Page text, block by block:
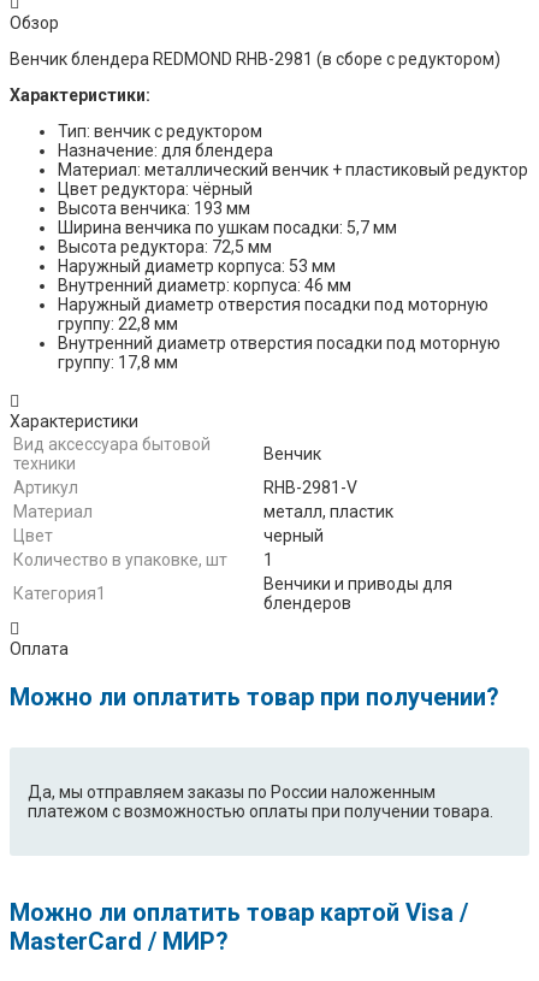
Обзор
Венчик блендера REDMOND RHB-2981 (в сборе с редуктором)
Характеристики:
Тип: венчик с редуктором
Назначение: для блендера
Материал: металлический венчик + пластиковый редуктор
Цвет редуктора: чёрный
Высота венчика: 193 мм
Ширина венчика по ушкам посадки: 5,7 мм
Высота редуктора: 72,5 мм
Наружный диаметр корпуса: 53 мм
Внутренний диаметр: корпуса: 46 мм
Наружный диаметр отверстия посадки под моторную
группу: 22,8 мм
Внутренний диаметр отверстия посадки под моторную
группу: 17,8 мм
Характеристики
Вид аксессуара бытовой
техники
Венчик
Артикул
RHB-2981-V
Материал
металл, пластик
Цвет
черный
Количество в упаковке, шт
1
Категория1
Венчики и приводы для
блендеров
Оплата
Можно ли оплатить товар при получении?
Да, мы отправляем заказы по России наложенным
платежом с возможностью оплаты при получении товара.
Можно ли оплатить товар картой Visa /
MasterCard / МИР?